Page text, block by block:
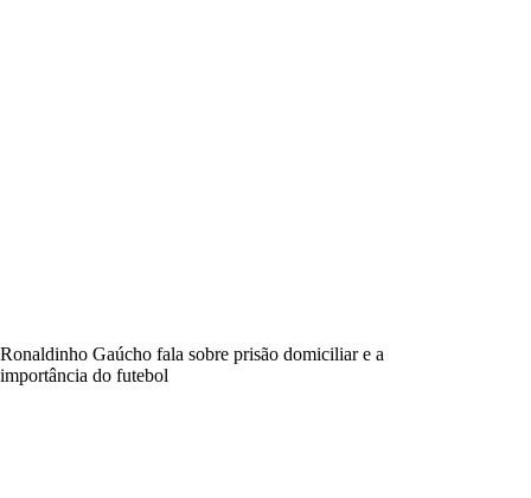
Ronaldinho Gaúcho fala sobre prisão domiciliar e a
importância do futebol